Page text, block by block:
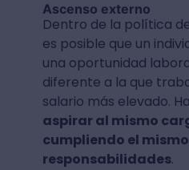
Ascenso externo
Dentro de la política
es posible que un
una oportunidad
diferente a la que
salario más elevado.
aspirar al mismo
cumpliendo el
responsabilidades.